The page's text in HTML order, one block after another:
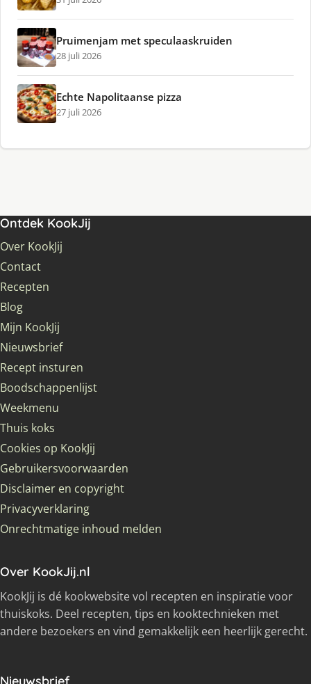
Pruimenjam met speculaaskruiden
28 juli 2026
Echte Napolitaanse pizza
27 juli 2026
Ontdek KookJij
Over KookJij
Contact
Recepten
Blog
Mijn KookJij
Nieuwsbrief
Recept insturen
Boodschappenlijst
Weekmenu
Thuis koks
Cookies op KookJij
Gebruikersvoorwaarden
Disclaimer en copyright
Privacyverklaring
Onrechtmatige inhoud melden
Over KookJij.nl
KookJij is dé kookwebsite vol recepten en inspiratie voor
thuiskoks. Deel recepten, tips en kooktechnieken met
andere bezoekers en vind gemakkelijk een heerlijk gerecht.